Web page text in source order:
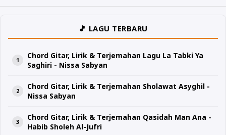
🎵 LAGU TERBARU
Chord Gitar, Lirik & Terjemahan Lagu La Tabki Ya
Saghiri - Nissa Sabyan
Chord Gitar, Lirik & Terjemahan Sholawat Asyghil -
Nissa Sabyan
Chord Gitar, Lirik & Terjemahan Qasidah Man Ana -
Habib Sholeh Al-Jufri